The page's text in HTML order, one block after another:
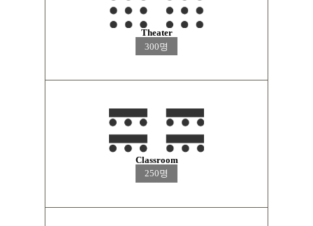
Theater
300명
Classroom
250명